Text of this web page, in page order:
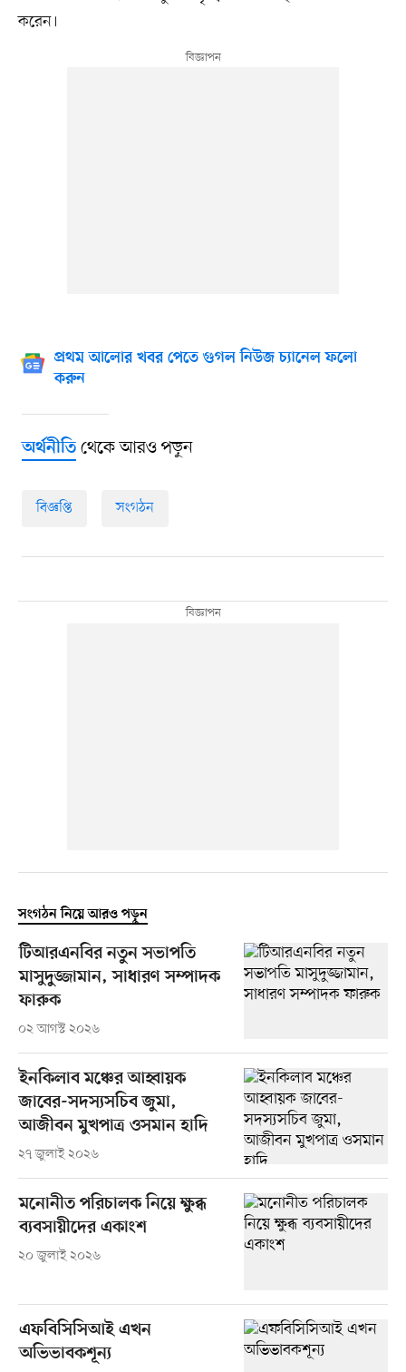
করেন।
প্রথম আলোর খবর পেতে গুগল নিউজ চ্যানেল ফলো
করুন
অর্থনীতিথেকে আরও পড়ুন
বিজ্ঞপ্তি সংগঠন
সংগঠন নিয়ে আরও পড়ুন
টিআরএনবির নতুন সভাপতি
মাসুদুজ্জামান, সাধারণ সম্পাদক
ফারুক
০২ আগস্ট ২০২৬
ইনকিলাব মঞ্চের আহ্বায়ক
জাবের-সদস্যসচিব জুমা,
আজীবন মুখপাত্র ওসমান হাদি
২৭ জুলাই ২০২৬
মনোনীত পরিচালক নিয়ে ক্ষুব্ধ
ব্যবসায়ীদের একাংশ
২০ জুলাই ২০২৬
এফবিসিসিআই এখন
অভিভাবকশূন্য